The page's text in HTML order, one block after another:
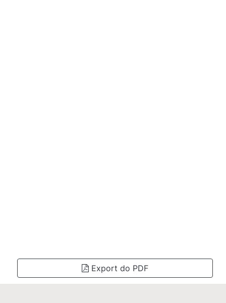
Export do PDF